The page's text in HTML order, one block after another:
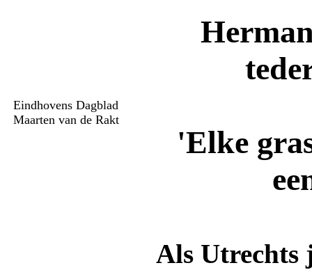
Eindhovens Dagblad
Maarten van de Rakt
'Elke
Als Utrechts